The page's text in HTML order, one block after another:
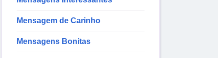
Mensagem de Carinho
Mensagens Bonitas